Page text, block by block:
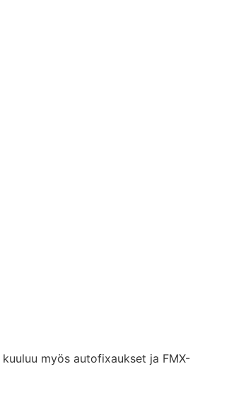
myös autofixaukset ja FMX-